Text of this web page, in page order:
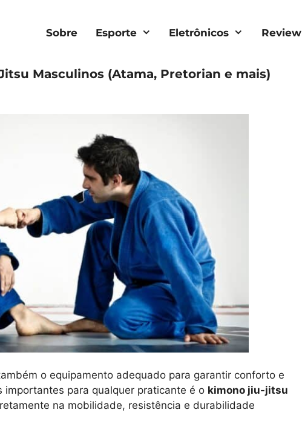
Sobre Esporte Eletrônicos Review
Masculinos (Atama, Pretorian e mais)
o equipamento adequado para garantir conforto e
para qualquer praticante é o kimono jiu-jitsu
na mobilidade, resistência e durabilidade